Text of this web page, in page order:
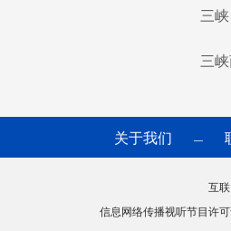
三
三
关于我们 —
互
信息网络传播视听节目许可